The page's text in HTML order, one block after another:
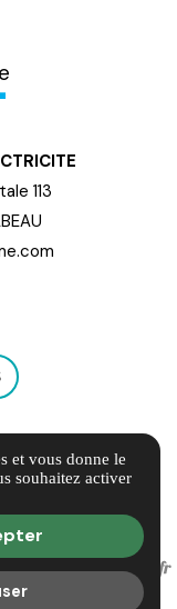
113
et vous donne le
souhaitez activer